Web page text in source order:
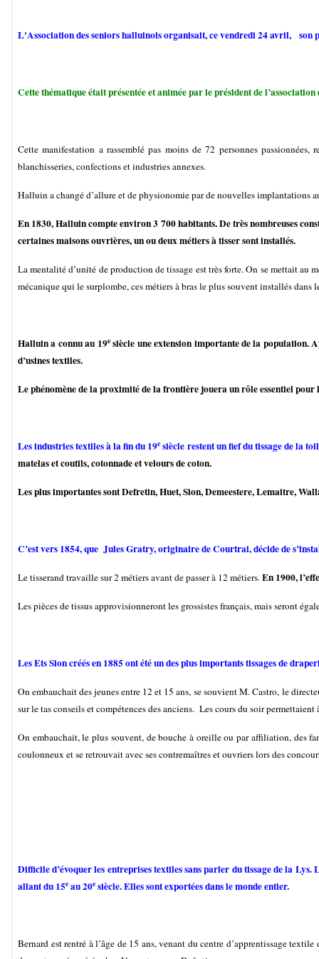
L'Association des seniors halluinois organisait, ce vendredi 24 avril, son
Cette thématique était présentée et animée par le président de
Cette manifestation a rassemblé pas moins de 72 personnes
blanchisseries, confections et industries annexes.
Halluin a changé d’allure et de physionomie par de nouvelles implantations
En 1830, Halluin compte environ 3 700 habitants. De très nombreuses
certaines maisons ouvrières, un ou deux métiers à tisser sont installés.
La mentalité d’unité de production de tissage est très forte. On se mettait au
mécanique qui le surplombe, ces métiers à bras le plus souvent installés
Halluin a connu au 19esiècle une extension importante de la population.
d’usines textiles.
Le phénomène de la proximité de la frontière jouera un rôle essentiel
Les industries textiles à la fin du 19e siècle restent un fief du tissage dela
matelas et coutils, cotonnade et velours de coton.
Les plus importantes sont Defretin, Huet, Sion, Demeestere, Lemaitre,
C’est vers 1854, que Jules Gratry, originaire de Courtrai, décide de
Le tisserand travaille sur 2 métiers avant de passer à 12 métiers.En 1900,
Les pièces de tissus approvisionneront les grossistes français, mais seront
Les Ets Sion créés en 1885 ont été un des plus importants tissages de
On embauchait des jeunes entre 12 et 15 ans, se souvient M. Castro, le
sur le tas conseils et compétences des anciens. Les cours du soir permettaient
On embauchait, le plus souvent, de bouche à oreille ou par affiliation, des
coulonneux et se retrouvait avec ses contremaîtres et ouvriers lors des
Difficile d’évoquer les entreprises textiles sans parler du tissage de la
allant du 15e au 20e siècle. Elles sont exportées dans le monde entier.
Bernard est rentré à l’âge de 15 ans, venant du centre d’apprentissage